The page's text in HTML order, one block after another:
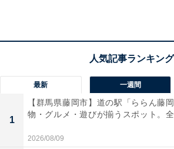
所在地：群馬県渋川市伊香保町伊香
交通手段：関越自動車道 渋川伊香保
※料金は公式Webサイト参考価格
最新 一週間
1
【群馬県藤岡市】道の駅「ららん藤
物・グルメ・遊びが揃うスポット。全
2026/08/09